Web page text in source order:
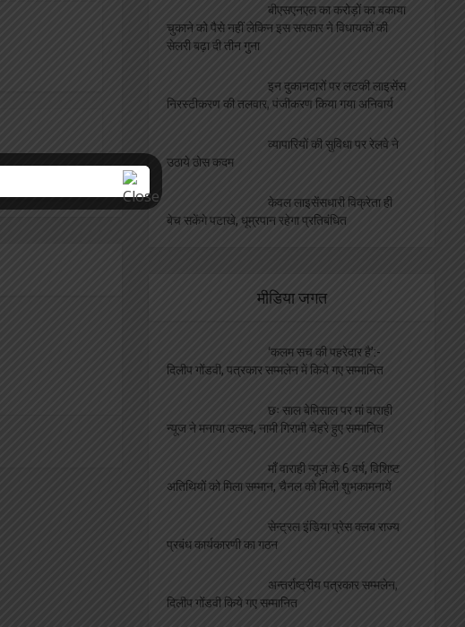
बीएसएनएल का करोड़ों का बकाया
चुकाने को पैसे नहीं लेकिन इस सरकार ने विधायकों की
सेलरी बढ़ा दी तीन गुना
इन दुकानदारों पर लटकी लाइसेंस
निरस्टीकरण की तलवार, पंजीकरण किया गया अनिवार्य
व्यापारियों की सुविधा पर रेलवे ने
उठाये ठोस कदम
केवल लाइसेंसधारी विक्रेता ही
बेच सकेंगे पटाखे, धूम्रपान रहेगा प्रतिबंधित
मीडिया जगत
‘कलम सच की पहरेदार है’:-
दिलीप गोंडवी, पत्रकार सम्मलेन में किये गए सम्मानित
छः साल बेमिसाल पर मां वाराही
न्यूज ने मनाया उत्सव, नामी गिरामी चेहरे हुए सम्मानित
माँ वाराही न्यूज़ के 6 वर्ष, विशिष्ट
अतिथियों को मिला सम्मान, चैनल को मिली शुभकामनायें
सेन्ट्रल इंडिया प्रेस क्लब राज्य
प्रबंध कार्यकारणी का गठन
अन्तर्राष्ट्रीय पत्रकार सम्मलेन,
दिलीप गोंडवी किये गए सम्मानित